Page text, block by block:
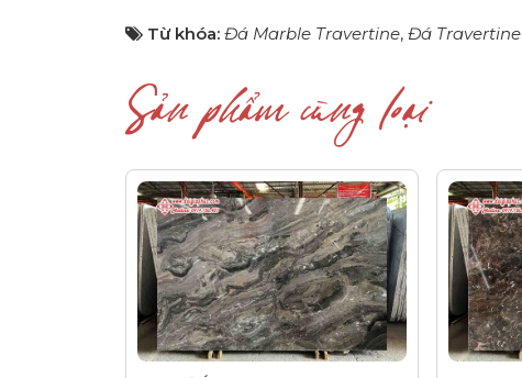
Từ khóa: Đá Marble Travertine, Đá Travertine
Sản phẩm cùng loại